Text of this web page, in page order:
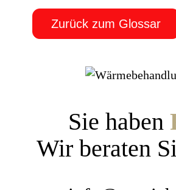
Zurück zum Glossar
Sie haben
Wir beraten